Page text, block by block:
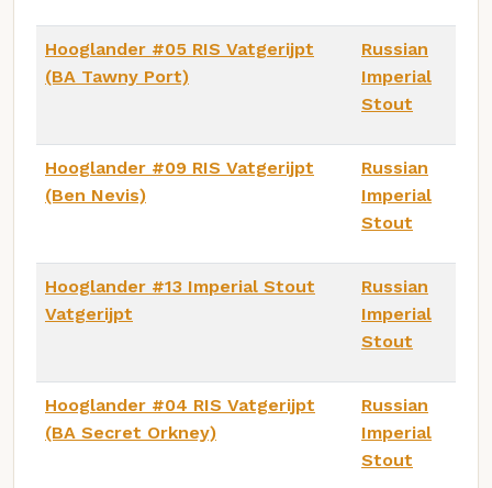
Hooglander #05 RIS Vatgerijpt
(BA Tawny Port)
Russian
Imperial
Stout
Hooglander #09 RIS Vatgerijpt
(Ben Nevis)
Russian
Imperial
Stout
Hooglander #13 Imperial Stout
Vatgerijpt
Russian
Imperial
Stout
Hooglander #04 RIS Vatgerijpt
(BA Secret Orkney)
Russian
Imperial
Stout